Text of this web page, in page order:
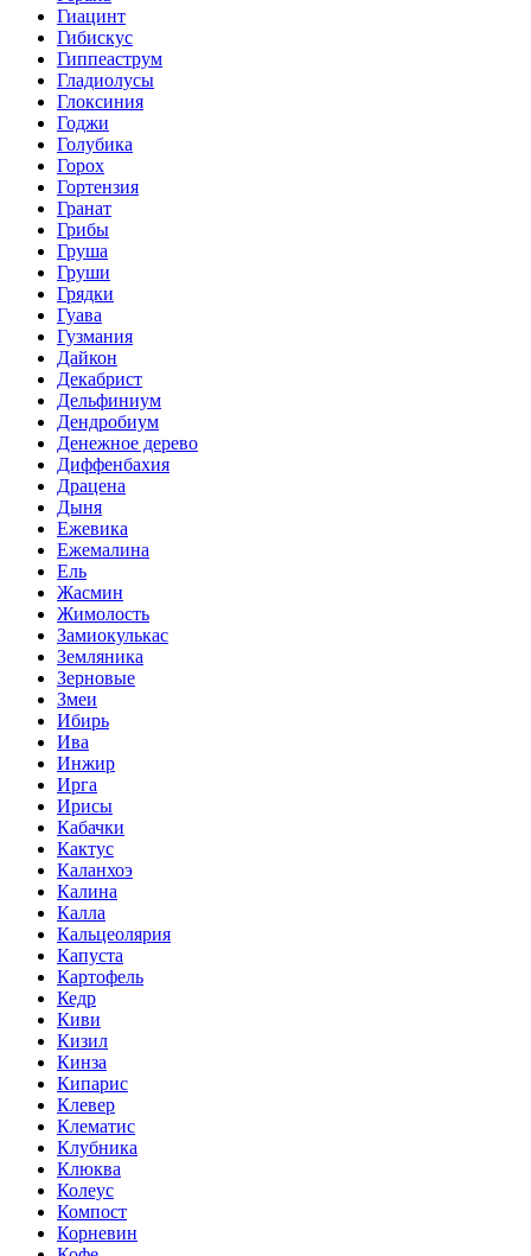
Гиацинт
Гибискус
Гиппеаструм
Гладиолусы
Глоксиния
Годжи
Голубика
Горох
Гортензия
Гранат
Грибы
Груша
Груши
Грядки
Гуава
Гузмания
Дайкон
Декабрист
Дельфиниум
Дендробиум
Денежное дерево
Диффенбахия
Драцена
Дыня
Ежевика
Ежемалина
Ель
Жасмин
Жимолость
Замиокулькас
Земляника
Зерновые
Змеи
Ибирь
Ива
Инжир
Ирга
Ирисы
Кабачки
Кактус
Каланхоэ
Калина
Калла
Кальцеолярия
Капуста
Картофель
Кедр
Киви
Кизил
Кинза
Кипарис
Клевер
Клематис
Клубника
Клюква
Колеус
Компост
Корневин